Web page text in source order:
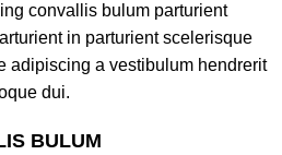
convallis bulum parturient
in parturient scelerisque
adipiscing a vestibulum hendrerit
dui.
BULUM